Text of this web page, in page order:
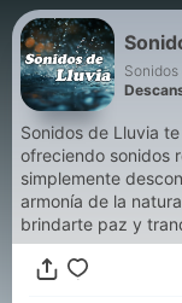
Sonidos de Lluvia
ofreciendo sonidos
simplemente
armonía de la
brindarte paz y